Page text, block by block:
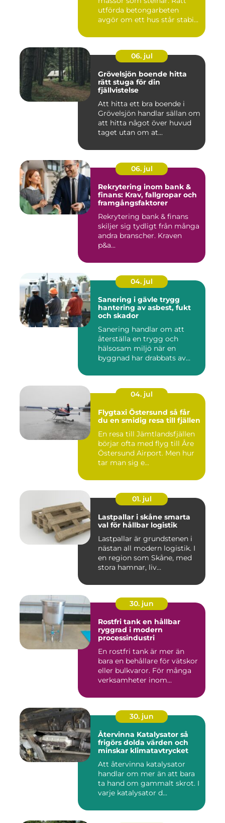
utförda betongarbeten
avgör om ett hus står stabi...
06. jul
Grövelsjön boende hitta
rätt stuga för din
fjällvistelse
Att hitta ett bra boende i
Grövelsjön handlar sällan om
att hitta något över huvud
taget utan om at...
06. jul
Rekrytering inom bank &
finans: Krav, fallgropar och
framgångsfaktorer
Rekrytering bank & finans
skiljer sig tydligt från många
andra branscher. Kraven
p&a...
04. jul
Sanering i gävle trygg
hantering av asbest, fukt
och skador
Sanering handlar om att
återställa en trygg och
hälsosam miljö när en
byggnad har drabbats av
04. jul
Flygtaxi Östersund så får
du en smidig resa till fjällen
En resa till Jämtlandsfjällen
börjar ofta med flyg till Åre
Östersund Airport. Men hur
tar man sig e...
01. jul
Lastpallar i skåne smarta
val för hållbar logistik
Lastpallar är grundstenen i
nästan all modern logistik. I
en region som Skåne, med
stora hamnar, liv...
30. jun
Rostfri tank en hållbar
ryggrad i modern
processindustri
En rostfri tank är mer än
bara en behållare för vätskor
eller bulkvaror. För många
verksamheter inom...
30. jun
Återvinna Katalysator så
frigörs dolda värden och
minskar klimatavtrycket
Att återvinna katalysator
handlar om mer än att bara
ta hand om gammalt skrot. I
varje katalysator d...